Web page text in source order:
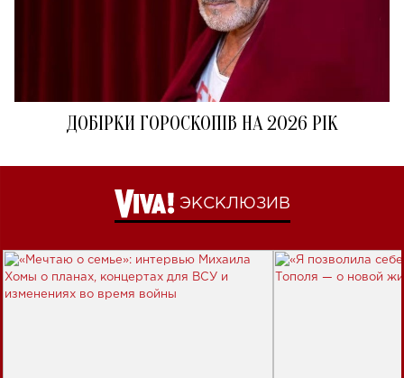
ДОБІРКИ ГОРОСКОПІВ НА 2026 РІК
ЭКСКЛЮЗИВ